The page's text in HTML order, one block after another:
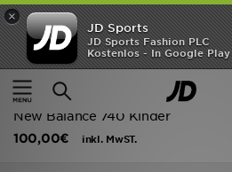
×
JD Sports
JD Sports Fashion PLC
Kostenlos - In Google Play
Startseite
Kinder
Schuhe
New Balance 740 Kinder
100,00€
inkl. MwST.
Startseite
ANGEBOTE
Marken